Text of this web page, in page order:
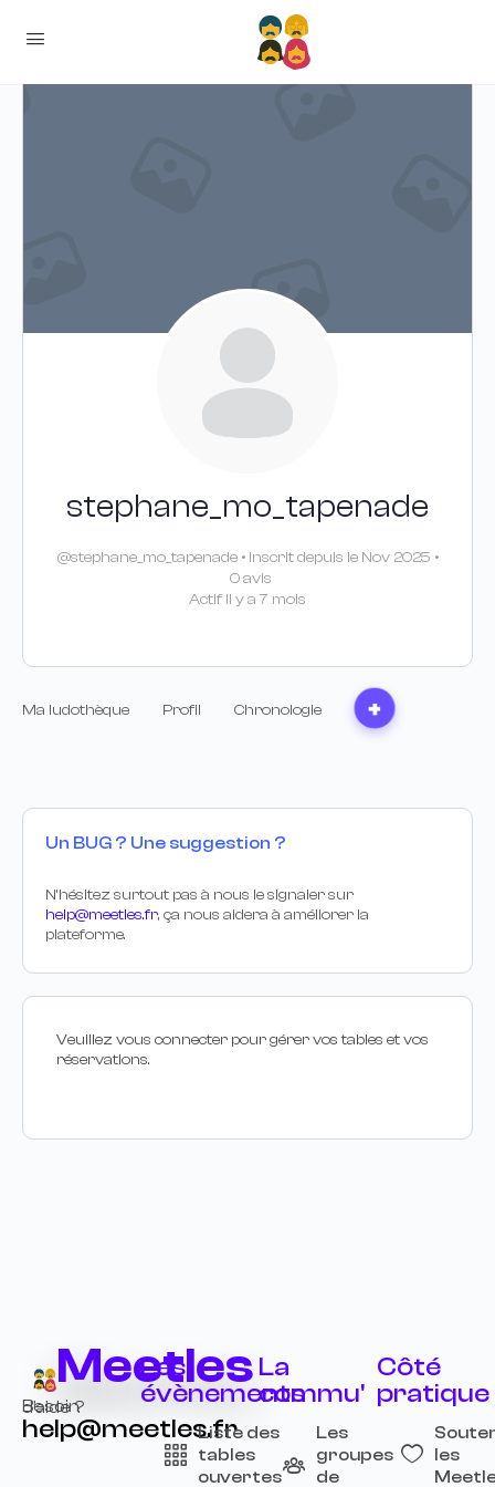
stephane_mo_tapenade
@stephane_mo_tapenade •Inscrit depuis le Nov 2025 •
0 avis
Actif Il y a 7 mois
Ma ludothèque Profil Chronologie
Un BUG ? Une suggestion ?
N’hésitez surtout pas à nous le signaler sur
help@meetles.fr, ça nous aidera à améliorer la
plateforme.
Veuillez vous connecter pour gérer vos tables et vos
réservations.
Meetles
Besoin d’aide ?
help@meetles.fr
Les
évènements
Liste des
tables
ouvertes
La
commu'
Les
groupes
de
Côté
pratique
les